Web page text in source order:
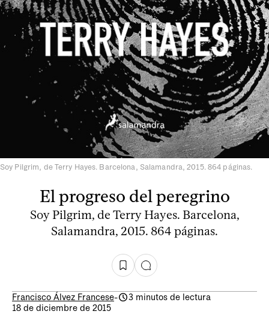
Soy Pilgrim, de Terry Hayes. Barcelona, Salamandra, 2015. 864 páginas.
El progreso del peregrino
Soy Pilgrim, de Terry Hayes. Barcelona,
Salamandra, 2015. 864 páginas.
Francisco Álvez Francese-
3 minutos de lectura
18 de diciembre de 2015